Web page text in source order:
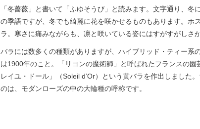
「冬薔薇」と書いて「ふゆそうび」と読みます。文字通り、冬
の季語ですが、冬でも綺麗に花を咲かせるものもあります。ホ
ラ。寒さに痛みながらも、凛と咲いている姿にはすがすがしさ
バラには数多くの種類がありますが、ハイブリッド・ティー系
は1900年のこと。「リヨンの魔術師」と呼ばれたフランスの
レイユ・ドール」（Soleil d’Or）という黄バラを作出しました
のは、モダンローズの中の大輪種の呼称です。